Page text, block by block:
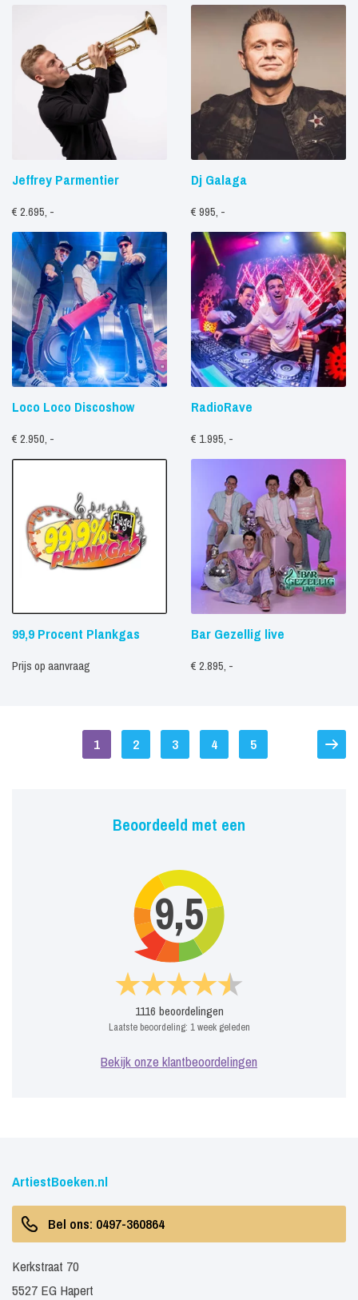
Jeffrey Parmentier
€ 2.695, -
Dj Galaga
€ 995, -
Loco Loco Discoshow
€ 2.950, -
RadioRave
€ 1.995, -
99,9 Procent Plankgas
Prijs op aanvraag
Bar Gezellig live
€ 2.895, -
1 2 3 4 5
Beoordeeld met een
9,5
1116 beoordelingen
Laatste beoordeling: 1 week geleden
Bekijk onze klantbeoordelingen
ArtiestBoeken.nl
Bel ons: 0497-360864
Kerkstraat 70
5527 EG Hapert